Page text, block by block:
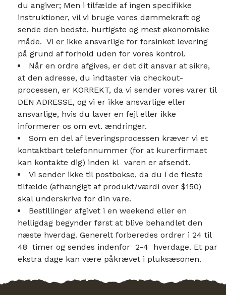
du angiver; Men i tilfælde af ingen specifikke
instruktioner, vil vi bruge vores dømmekraft og
sende den bedste, hurtigste og mest økonomiske
måde. Vi er ikke ansvarlige for forsinket levering
på grund af forhold uden for vores kontrol.
Når en ordre afgives, er det dit ansvar at sikre,
at den adresse, du indtaster via checkout-
processen, er KORREKT, da vi sender vores varer til
DEN ADRESSE, og vi er ikke ansvarlige eller
ansvarlige, hvis du laver en fejl eller ikke
informerer os om evt. ændringer.
Som en del af leveringsprocessen kræver vi et
kontaktbart telefonnummer (for at kurerfirmaet
kan kontakte dig) inden kl varen er afsendt.
Vi sender ikke til postbokse, da du i de fleste
tilfælde (afhængigt af produkt/værdi over $150)
skal underskrive for din vare.
Bestillinger afgivet i en weekend eller en
helligdag begynder først at blive behandlet den
næste hverdag. Generelt forberedes ordrer i 24 til
48 timer og sendes indenfor 2-4 hverdage. Et par
ekstra dage kan være påkrævet i pluksæsonen.